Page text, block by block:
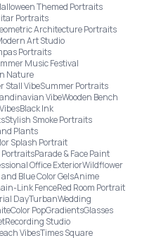
Themed Portraits
Portraits
Architecture Portraits
Art Studio
Portraits
Music Festival
Nature
Stall VibeSummer Portraits
VibeWooden Bench
Black Ink
Stylish Smoke Portraits
Plants
Splash Portrait
PortraitsParade & Face Paint
Office ExteriorWildflower
and Blue Color GelsAnime
Link FenceRed Room Portrait
DayTurbanWedding
Color PopGradientsGlasses
Recording Studio
VibesTimes Square